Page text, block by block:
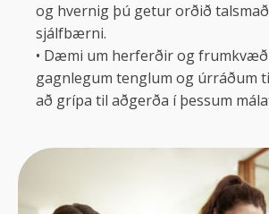
og hvernig þú getur orðið
sjálfbærni.
• Dæmi um herferðir og
gagnlegum tenglum og úrráðum
að grípa til aðgerða í þessum